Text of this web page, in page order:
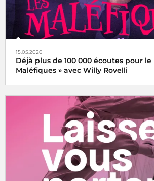
15.05.2026
Déjà plus de 100 000 écoutes pour le
Maléfiques » avec Willy Rovelli